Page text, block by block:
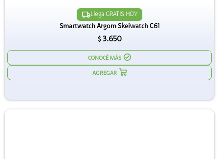
Llega GRATIS HOY
Smartwatch Argom Skeiwatch C61
$ 3.650
CONOCÉ MÁS